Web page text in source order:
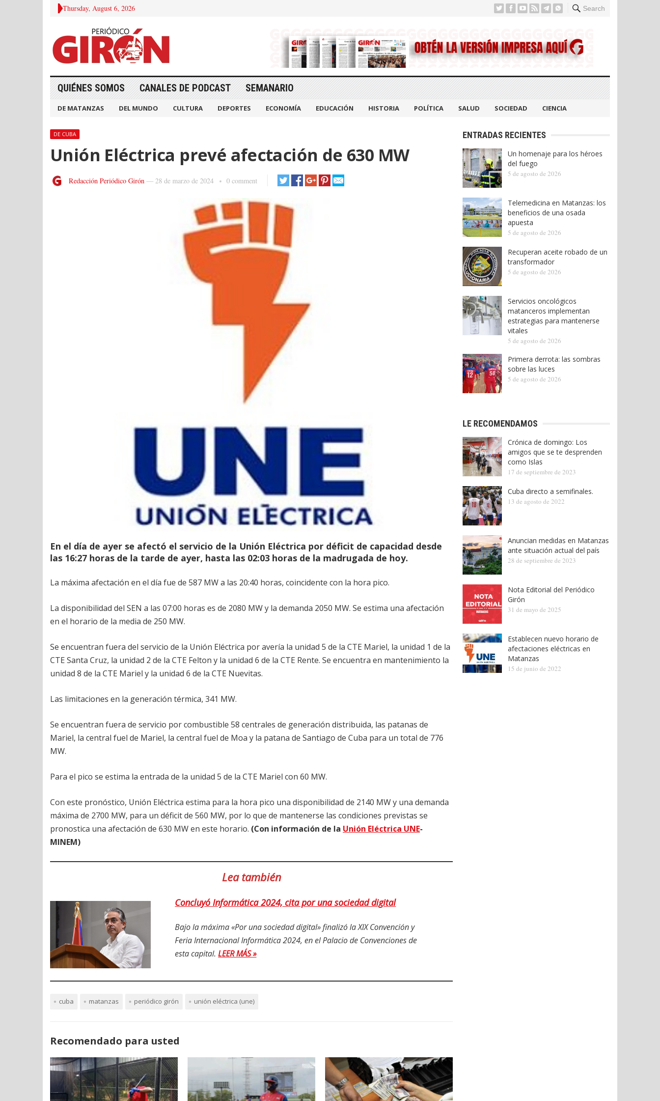
Thursday, August 6, 2026 Search
QUIÉNES SOMOS CANALES DE PODCAST SEMANARIO
DE MATANZAS DEL MUNDO CULTURA DEPORTES ECONOMÍA EDUCACIÓN HISTORIA POLÍTICA SALUD SOCIEDAD CIENCIA
DE CUBA
Unión Eléctrica prevé afectación de 630 MW
Redacción Periódico Girón — 28 de marzo de 2024 0 comment
En el día de ayer se afectó el servicio de la Unión Eléctrica por déficit de capacidad desde
las 16:27 horas de la tarde de ayer, hasta las 02:03 horas de la madrugada de hoy.
La máxima afectación en el día fue de 587 MW a las 20:40 horas, coincidente con la hora pico.
La disponibilidad del SEN a las 07:00 horas es de 2080 MW y la demanda 2050 MW. Se estima una afectación
en el horario de la media de 250 MW.
Se encuentran fuera del servicio de la Unión Eléctrica por avería la unidad 5 de la CTE Mariel, la unidad 1 de la
CTE Santa Cruz, la unidad 2 de la CTE Felton y la unidad 6 de la CTE Rente. Se encuentra en mantenimiento la
unidad 8 de la CTE Mariel y la unidad 6 de la CTE Nuevitas.
Las limitaciones en la generación térmica, 341 MW.
Se encuentran fuera de servicio por combustible 58 centrales de generación distribuida, las patanas de
Mariel, la central fuel de Mariel, la central fuel de Moa y la patana de Santiago de Cuba para un total de 776
MW.
Para el pico se estima la entrada de la unidad 5 de la CTE Mariel con 60 MW.
Con este pronóstico, Unión Eléctrica estima para la hora pico una disponibilidad de 2140 MW y una demanda
máxima de 2700 MW, para un déficit de 560 MW, por lo que de mantenerse las condiciones previstas se
pronostica una afectación de 630 MW en este horario. (Con información de la Unión Eléctrica UNE-
MINEM)
Lea también
Concluyó Informática 2024, cita por una sociedad digital
Bajo la máxima «Por una sociedad digital» finalizó la XIX Convención y
Feria Internacional Informática 2024, en el Palacio de Convenciones de
esta capital.LEER MÁS »
cuba matanzas periódico girón unión eléctrica (une)
Recomendado para usted
ENTRADAS RECIENTES
Un homenaje para los héroes
del fuego
5 de agosto de 2026
Telemedicina en Matanzas: los
beneficios de una osada
apuesta
5 de agosto de 2026
Recuperan aceite robado de un
transformador
5 de agosto de 2026
Servicios oncológicos
matanceros implementan
estrategias para mantenerse
vitales
5 de agosto de 2026
Primera derrota: las sombras
sobre las luces
5 de agosto de 2026
LE RECOMENDAMOS
Crónica de domingo: Los
amigos que se te desprenden
como Islas
17 de septiembre de 2023
Cuba directo a semifinales.
13 de agosto de 2022
Anuncian medidas en Matanzas
ante situación actual del país
28 de septiembre de 2023
Nota Editorial del Periódico
Girón
31 de mayo de 2025
Establecen nuevo horario de
afectaciones eléctricas en
Matanzas
15 de junio de 2022